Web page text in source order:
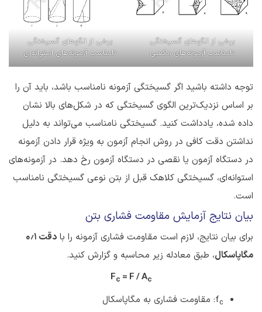
برخی از الگوهای گسیختگی
نامناسب آزمونه‌های مکعبی
برخی از الگوهای گسیختگی
نامناسب آزمونه‌های استوانه‌ای
توجه داشته باشید اگر گسیختگی آزمونه نامناسب باشد، باید آن را
بر اساس نزدیک‌ترین الگوی گسیختگی که در شکل‌های بالا نشان
داده شده، یادداشت کنید. گسیختگی نامناسب می‌تواند به دلیل
نداشتن دقت کافی در روش انجام آزمون به ویژه قرار دادن آزمونه
در دستگاه آزمون یا نقصی در دستگاه آزمون رخ دهد. در آزمونه‌های
استوانه‌ای، گسیختگی کلاهک قبل از بتن نوعی گسیختگی نامناسب
است.
بیان نتایج آزمایش مقاومت فشاری بتن
برای بیان نتایج، لازم است مقاومت فشاری آزمونه را با
دقت ۰٫۱
مگاپاسکال، طبق معادله زیر محاسبه و گزارش کنید.
Fc = F / Ac
fc : مقاومت فشاری به مگاپاسکال